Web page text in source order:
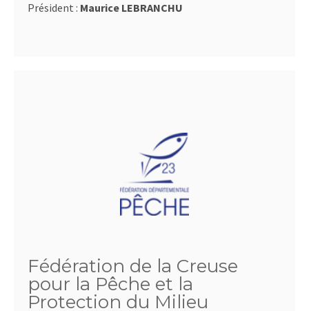
Président : Maurice LEBRANCHU
Fédération de la Creuse
pour la Pêche et la
Protection du Milieu